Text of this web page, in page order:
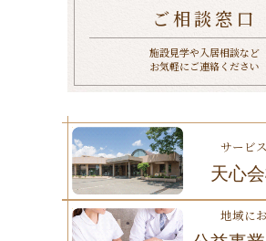
ご相談窓口
施設見学や入居相談など
お気軽にご連絡ください
サービ
天心
地域に